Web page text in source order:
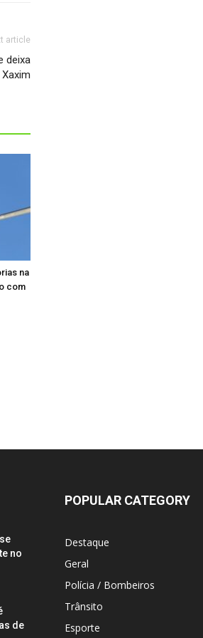
article
deixa
na
com
no
de
POPULAR CATEGORY
Destaque
Geral
Polícia / Bombeiros
Trânsito
Esporte